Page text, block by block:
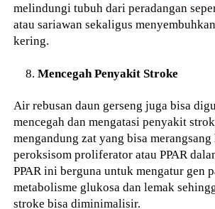
melindungi tubuh dari peradangan
atau sariawan sekaligus
kering.
Mencegah Penyakit Stroke
Air rebusan daun gerseng juga bisa
mencegah dan mengatasi penyakit
mengandung zat yang bisa
peroksisom proliferator atau PPAR
PPAR ini berguna untuk mengatur gen
metabolisme glukosa dan lemak
stroke bisa diminimalisir.